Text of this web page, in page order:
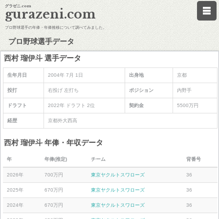
グラゼニ.com
gurazeni.com
プロ野球選手の年俸・年俸推移について調べてみました。
プロ野球選手データ
西村 瑠伊斗 選手データ
生年月日 2004年 7月 1日 出身地 京都
投打 右投げ 左打ち ポジション 内野手
ドラフト 2022年 ドラフト 2位 契約金 5500万円
経歴 京都外大西高
西村 瑠伊斗 年俸・年収データ
年 年俸(推定) チーム 背番号
2026年 700万円 東京ヤクルトスワローズ 36
2025年 670万円 東京ヤクルトスワローズ 36
2024年 670万円 東京ヤクルトスワローズ 36